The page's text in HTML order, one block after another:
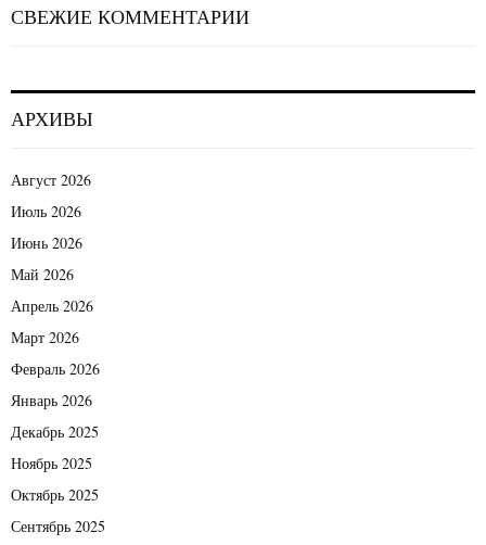
СВЕЖИЕ КОММЕНТАРИИ
АРХИВЫ
Август 2026
Июль 2026
Июнь 2026
Май 2026
Апрель 2026
Март 2026
Февраль 2026
Январь 2026
Декабрь 2025
Ноябрь 2025
Октябрь 2025
Сентябрь 2025